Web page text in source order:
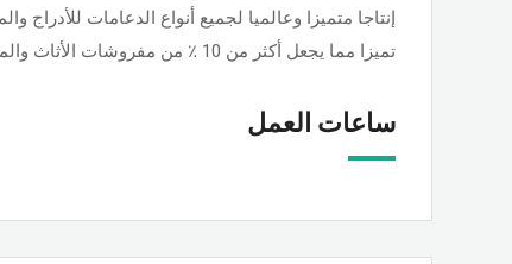
إنتاجا متميزا وعالميا لجميع أنواع الدعامات
تميزا مما يجعل أكثر من 10 ٪ من مفروشات الأثاث والموردين المتميزين في مصر تستخدم بمفردهم
ساعات العمل